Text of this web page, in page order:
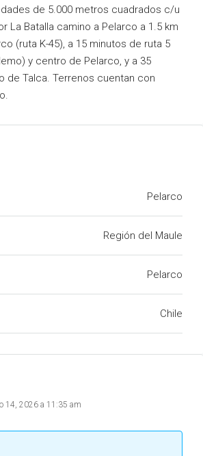
de 5.000 metros cuadrados c/u
La Batalla camino a Pelarco a 1.5 km
(ruta K-45), a 15 minutos de ruta 5
y centro de Pelarco, y a 35
de Talca. Terrenos cuentan con
Pelarco
Región del Maule
Pelarco
Chile
14, 2026 a 11:35 am